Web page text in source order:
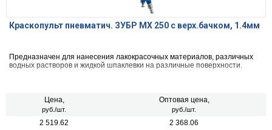
Краскопульт пневматич. ЗУБР МХ 250 c верх.бачком, 1.4мм
Предназначен для нанесения лакокрасочных материалов, различных
водных растворов и жидкой шпаклевки на различные поверхности.
Цена,
руб./шт.
Оптовая цена,
руб./шт.
2 519.62 2 368.06